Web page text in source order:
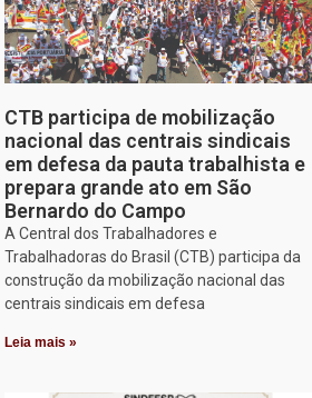
CTB participa de mobilização
nacional das centrais sindicais
em defesa da pauta trabalhista e
prepara grande ato em São
Bernardo do Campo
A Central dos Trabalhadores e
Trabalhadoras do Brasil (CTB) participa da
construção da mobilização nacional das
centrais sindicais em defesa
Leia mais »